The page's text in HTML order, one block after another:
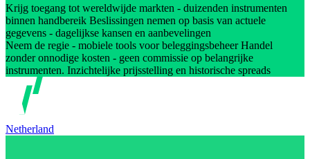
Krijg toegang tot wereldwijde markten - duizenden instrumenten
binnen handbereik Beslissingen nemen op basis van actuele
gegevens - dagelijkse kansen en aanbevelingen
Neem de regie - mobiele tools voor beleggingsbeheer Handel
zonder onnodige kosten - geen commissie op belangrijke
instrumenten. Inzichtelijke prijsstelling en historische spreads
Netherland